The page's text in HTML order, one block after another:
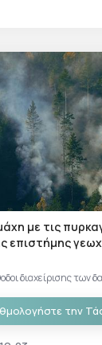
με τις
επιστήμης
διαχείρισης των
την